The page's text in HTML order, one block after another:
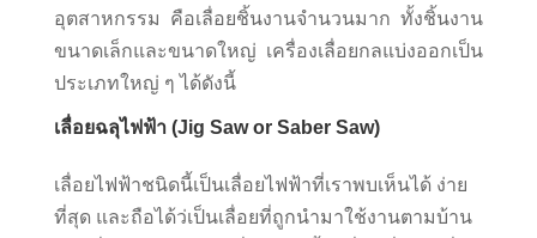
อุตสาหกรรม คือเลื่อยชิ้นงานจำนวนมาก ทั้งชิ้นงาน
ขนาดเล็กและขนาดใหญ่ เครื่องเลื่อยกลแบ่งออกเป็น
ประเภทใหญ่ ๆ ได้ดังนี้
เลื่อยฉลุไฟฟ้า (Jig Saw or Saber Saw)
เลื่อยไฟฟ้าชนิดนี้เป็นเลื่อยไฟฟ้าที่เราพบเห็นได้ ง่าย
ที่สุด และถือได้ว่เป็นเลื่อยที่ถูกนำมาใช้งานตามบ้าน